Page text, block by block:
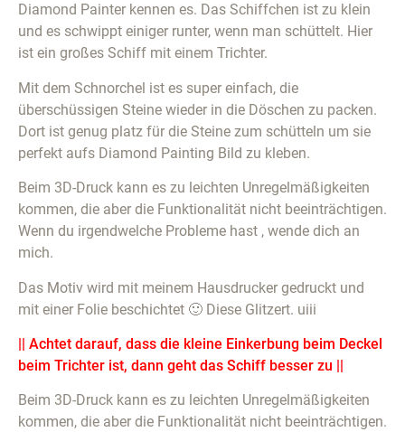
Diamond Painter kennen es. Das Schiffchen ist zu klein
und es schwippt einiger runter, wenn man schüttelt. Hier
ist ein großes Schiff mit einem Trichter.
Mit dem Schnorchel ist es super einfach, die
überschüssigen Steine wieder in die Döschen zu packen.
Dort ist genug platz für die Steine zum schütteln um sie
perfekt aufs Diamond Painting Bild zu kleben.
Beim 3D-Druck kann es zu leichten Unregelmäßigkeiten
kommen, die aber die Funktionalität nicht beeinträchtigen.
Wenn du irgendwelche Probleme hast , wende dich an
mich.
Das Motiv wird mit meinem Hausdrucker gedruckt und
mit einer Folie beschichtet 🙂 Diese Glitzert. uiii
|| Achtet darauf, dass die kleine Einkerbung beim Deckel
beim Trichter ist, dann geht das Schiff besser zu ||
Beim 3D-Druck kann es zu leichten Unregelmäßigkeiten
kommen, die aber die Funktionalität nicht beeinträchtigen.